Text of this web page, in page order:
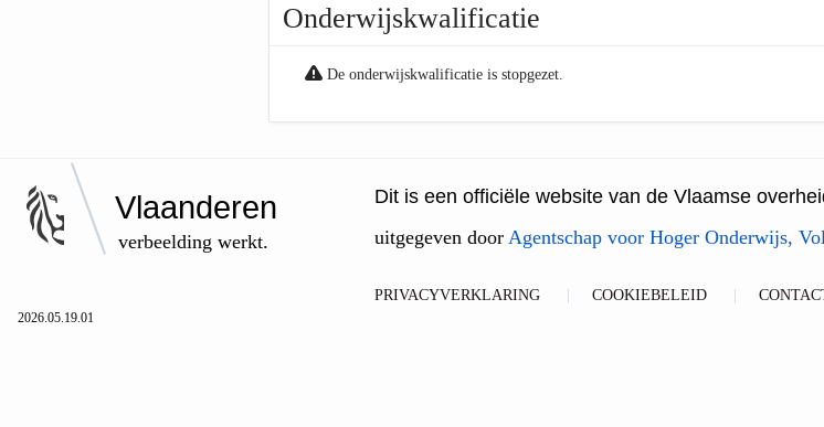
Onderwijskwalificatie
De onderwijskwalificatie is stopgezet.
Vlaanderen
verbeelding werkt.
Dit is een officiële website van de Vlaamse
uitgegeven door Agentschap voor Hoger Onderwijs,
PRIVACYVERKLARING COOKIEBELEID
2026.05.19.01